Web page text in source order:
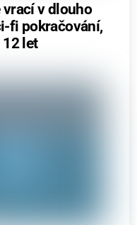
vrací v dlouho
fi pokračování,
12 let